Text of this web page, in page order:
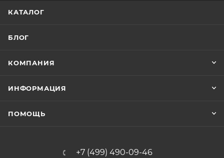
КАТАЛОГ
БЛОГ
КОМПАНИЯ
ИНФОРМАЦИЯ
ПОМОЩЬ
+7 (499) 490-09-46